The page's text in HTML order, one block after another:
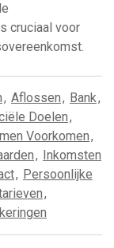
cruciaal voor
, Aflossen, Bank,
Doelen,
Voorkomen,
, Inkomsten
, Persoonlijke
,